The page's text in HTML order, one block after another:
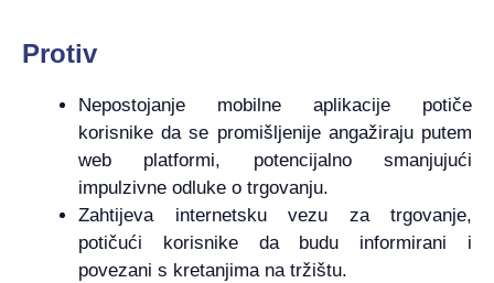
Protiv
Nepostojanje mobilne aplikacije potiče
korisnike da se promišljenije angažiraju putem
web platformi, potencijalno smanjujući
impulzivne odluke o trgovanju.
Zahtijeva internetsku vezu za trgovanje,
potičući korisnike da budu informirani i
povezani s kretanjima na tržištu.